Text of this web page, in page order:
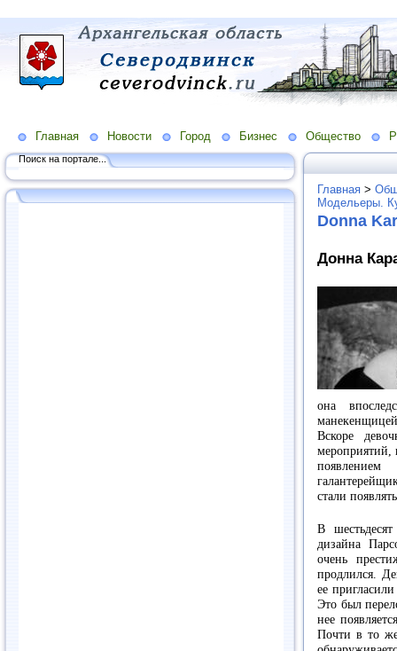
Главная Новости Город Бизнес Общество
Поиск на портале...
Главная >
Модельеры.
Donna
Донна
она
Вскоре
мероприятий,
стали
В
дизайна
очень
продлился.
ее
Это был
нее
Почти в то